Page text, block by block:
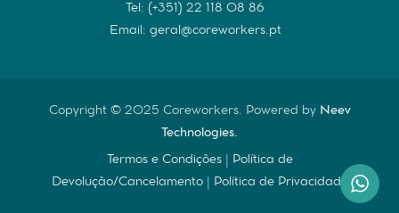
Tel: (+351) 22 118 08 86
Email: geral@coreworkers.pt
Copyright © 2025 Coreworkers. Powered by Neev
Technologies.
Termos e Condições| Política de
Devolução/Cancelamento| Política de Privacidade